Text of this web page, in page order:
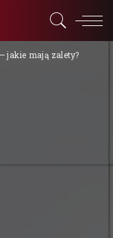
jakie mają zalety?